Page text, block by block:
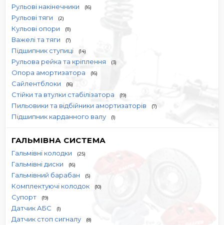
Рульові накінечники (16)
Рульові тяги (2)
Кульові опори (11)
Важелі та тяги (7)
Підшипник ступиці (14)
Рульова рейка та кріплення (3)
Опора амортизатора (16)
Сайлентблоки (16)
Стійки та втулки стабілізатора (19)
Пильовики та відбійники амортизаторів (7)
Підшипник карданного валу (1)
ГАЛЬМІВНА СИСТЕМА
Гальмівні колодки (25)
Гальмівні диски (16)
Гальмівний барабан (5)
Комплектуючі колодок (10)
Супорт (19)
Датчик АБС (1)
Датчик стоп сигналу (8)